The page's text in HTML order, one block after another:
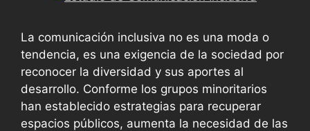
La comunicación inclusiva no es una moda o
tendencia, es una exigencia de la sociedad por
reconocer la diversidad y sus aportes al
desarrollo. Conforme los grupos minoritarios
han establecido estrategias para recuperar
espacios públicos, aumenta la necesidad de las